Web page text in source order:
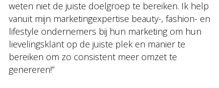
weten niet de juiste doelgroep te bereiken. Ik help
vanuit mijn marketingexpertise beauty-, fashion- en
lifestyle ondernemers bij hun marketing om hun
lievelingsklant op de juiste plek en manier te
bereiken om zo consistent meer omzet te
genereren!”